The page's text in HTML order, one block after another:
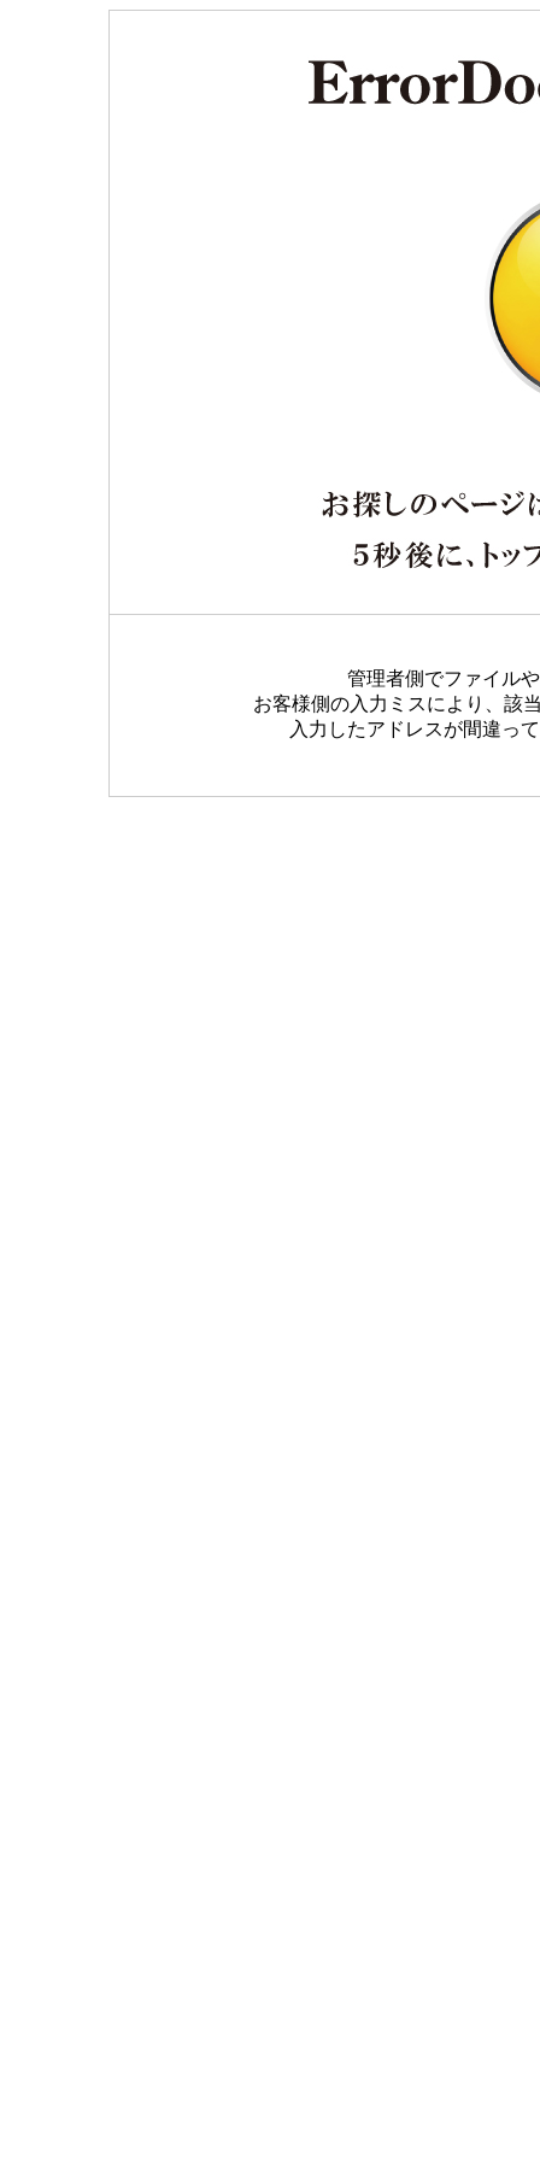
管理者側でファイル
お客様側の入力ミスにより、該
入力したアドレスが間違っ